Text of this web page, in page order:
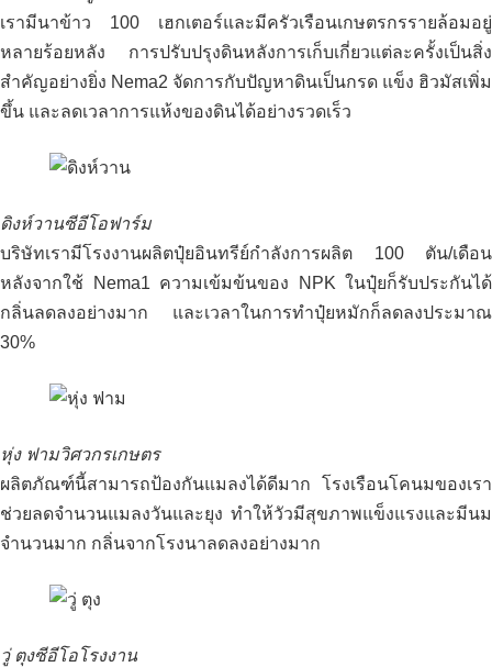
เรามีนาข้าว 100 เฮกเตอร์และมีครัวเรือนเกษตรกรรายล้อมอยู่
หลายร้อยหลัง การปรับปรุงดินหลังการเก็บเกี่ยวแต่ละครั้งเป็นสิ่ง
สำคัญอย่างยิ่ง Nema2 จัดการกับปัญหาดินเป็นกรด แข็ง ฮิวมัสเพิ่ม
ขึ้น และลดเวลาการแห้งของดินได้อย่างรวดเร็ว
ดิงห์วานซีอีโอฟาร์ม
บริษัทเรามีโรงงานผลิตปุ๋ยอินทรีย์กำลังการผลิต 100 ตัน/เดือน
หลังจากใช้ Nema1 ความเข้มข้นของ NPK ในปุ๋ยก็รับประกันได้
กลิ่นลดลงอย่างมาก และเวลาในการทำปุ๋ยหมักก็ลดลงประมาณ
30%
หุ่ง ฟามวิศวกรเกษตร
ผลิตภัณฑ์นี้สามารถป้องกันแมลงได้ดีมาก โรงเรือนโคนมของเรา
ช่วยลดจำนวนแมลงวันและยุง ทำให้วัวมีสุขภาพแข็งแรงและมีนม
จำนวนมาก กลิ่นจากโรงนาลดลงอย่างมาก
วู่ ตุงซีอีโอโรงงาน